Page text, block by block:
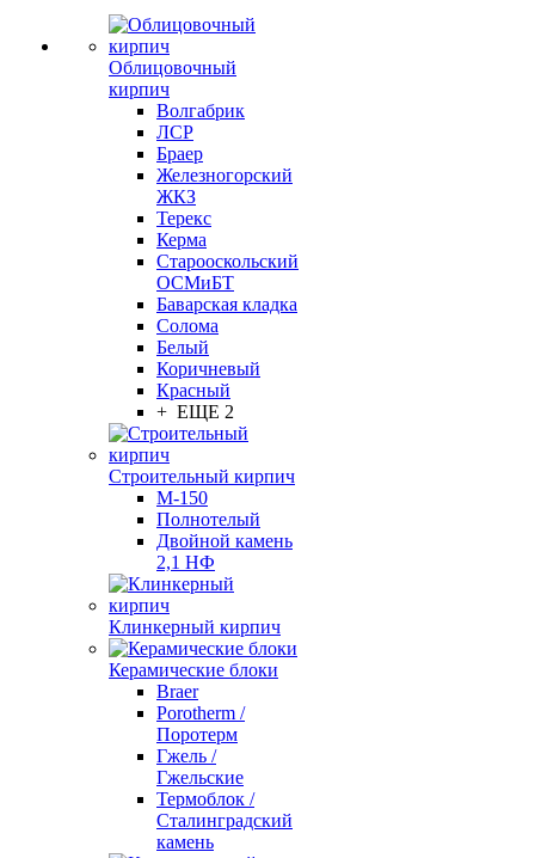
Облицовочный
кирпич
Волгабрик
ЛСР
Браер
Железногорский
ЖКЗ
Терекс
Керма
Старооскольский
ОСМиБТ
Баварская кладка
Солома
Белый
Коричневый
Красный
+ ЕЩЕ 2
Строительный кирпич
М-150
Полнотелый
Двойной камень
2,1 НФ
Клинкерный кирпич
Керамические блоки
Braer
Porotherm /
Поротерм
Гжель /
Гжельские
Термоблок /
Сталинградский
камень